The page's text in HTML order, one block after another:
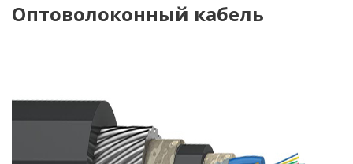
Оптоволоконный кабель